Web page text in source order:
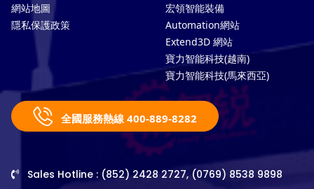
網站地圖
隱私保護政策
宏領智能裝備
Automation網站
Extend3D 網站
寶力智能科技(越南)
寶力智能科技(馬來西亞)
全國服務熱線 400-889-8282
Sales Hotline : (852) 2428 2727, (0769) 8538 9898